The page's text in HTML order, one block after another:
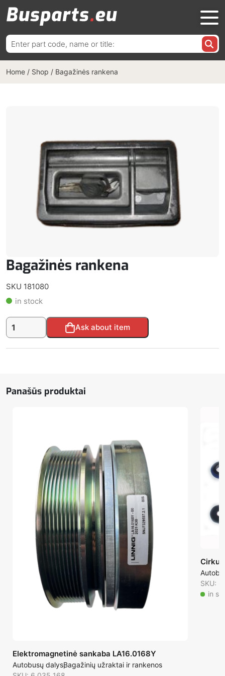
Ieškoti:
Home / Shop / Bagažinės rankena
Bagažinės rankena
SKU 181080
in stock
produkto
kiekis:
Ask about item
Alternative:
Panašūs produktai
Elektromagnetinė sankaba LA16.0168Y
Autobusų dalysBagažinių užraktai ir rankenos
SKU:
in